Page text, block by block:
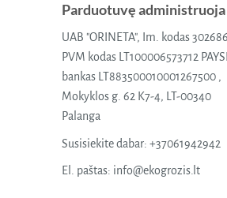
Parduotuvę administruoja
UAB "ORINETA", Im. kodas
PVM kodas LT100006573712
bankas LT883500010001267500 ,
Mokyklos g. 62 K7-4, LT-00340
Palanga
Susisiekite dabar: +37061942942
El. paštas: info@ekogrozis.lt